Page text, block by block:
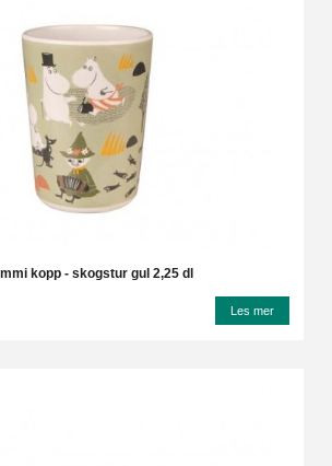
kopp - skogstur gul 2,25 dl
Les mer